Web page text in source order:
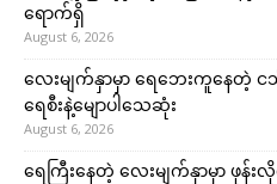
ရောက်ရှိ
August 6, 2026
လေးမျက်နှာမှာ ရေဘေးကူနေတဲ့ င
ရေစီးနဲ့မျောပါသေဆုံး
August 6, 2026
ရေကြီးနေတဲ့ လေးမျက်နှာမှာ ဖုန်